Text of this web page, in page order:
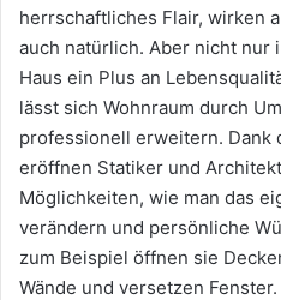
herrschaftliches Flair, wirken
auch natürlich. Aber nicht nur
Haus ein Plus an
lässt sich Wohnraum durch
professionell erweitern. Dank
eröffnen Statiker und
Möglichkeiten, wie man das
verändern und persönliche
zum Beispiel öffnen sie
Wände und versetzen